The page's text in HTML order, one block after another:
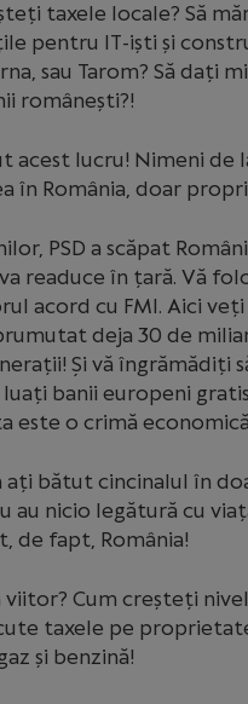
taxele locale? Să
pentru IT-iști și
sau Tarom? Să dați
românești?!
acest lucru! Nimeni de
România, doar
PSD a scăpat
readuce în țară. Vă
acord cu FMI. Aici
deja 30 de
Și vă îngrămădiți
luați banii europeni
este o crimă
bătut cincinalul în
au nicio legătură cu
de fapt, România!
Cum creșteți
taxele pe
și benzină!